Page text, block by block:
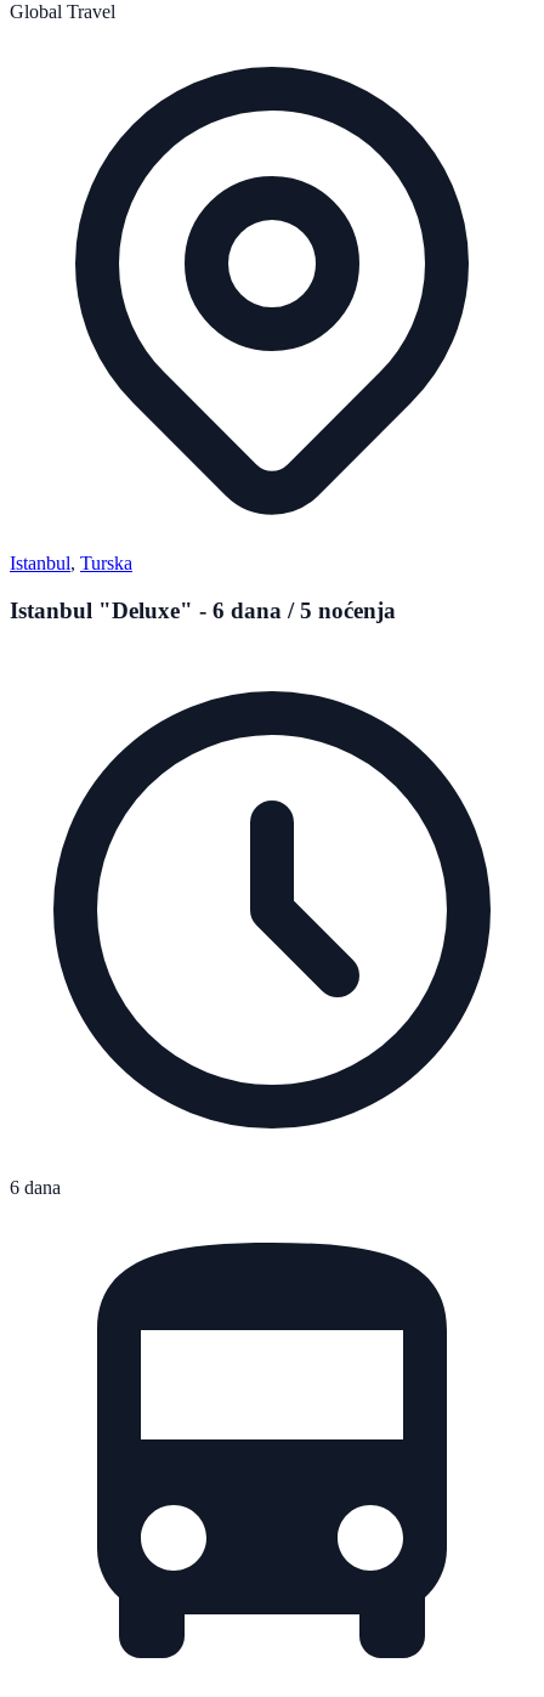
Global Travel
Istanbul, Turska
Istanbul "Deluxe" - 6 dana / 5 noćenja
6 dana